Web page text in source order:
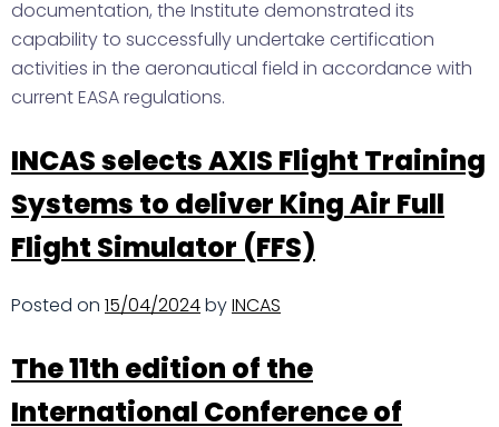
documentation, the Institute demonstrated its
capability to successfully undertake certification
activities in the aeronautical field in accordance with
current EASA regulations.
INCAS selects AXIS Flight Training
Systems to deliver King Air Full
Flight Simulator (FFS)
Posted on 15/04/2024byINCAS
The 11th edition of the
International Conference of